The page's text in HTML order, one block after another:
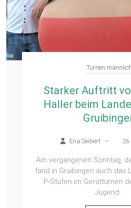
Turnen männlich
Starker Auftritt
Haller beim
Ena Seibert –
Am vergangenen Sonntag,
fand in Gruibingen auch das
P‑Stufen im Gerätturnen
Jugend...